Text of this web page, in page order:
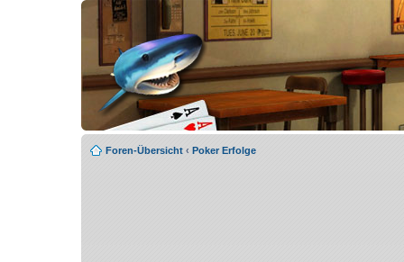
Foren-Übersicht ‹ Poker Erfolge